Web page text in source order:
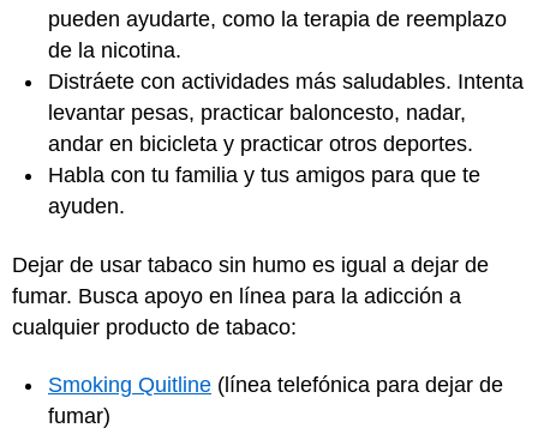
pueden ayudarte, como la terapia de reemplazo
de la nicotina.
Distráete con actividades más saludables. Intenta
levantar pesas, practicar baloncesto, nadar,
andar en bicicleta y practicar otros deportes.
Habla con tu familia y tus amigos para que te
ayuden.
Dejar de usar tabaco sin humo es igual a dejar de
fumar. Busca apoyo en línea para la adicción a
cualquier producto de tabaco:
Smoking Quitline (línea telefónica para dejar de
fumar)